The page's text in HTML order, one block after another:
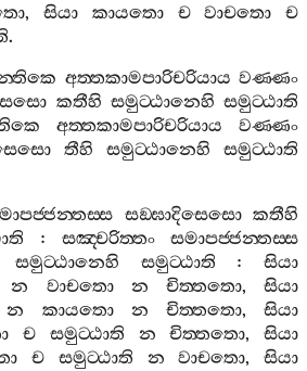
,සියා කායතො ච වාචතො
ච
.
අත‍්තකාමපාරිචරියාය වණ‍්ණං
කතීහි සමුට‍්ඨානෙහි සමුට‍්ඨාති
අත‍්තකාමපාරිචරියාය
වණ‍්ණං
තීහි සමුට‍්ඨානෙහි
සමුට‍්ඨාති
සඞ‍්ඝාදිසෙසො කතීහි
: සඤ‍්චරිත‍්තං
සමාපජ‍්ජන‍්තස‍්ස
සමුට‍්ඨානෙහි සමුට‍්ඨාති :සියා
න වාචතො න චිත‍්තතො,සියා
න කායතො න චිත‍්තතො,සියා
ච සමුට‍්ඨාති න චිත‍්තතො,සියා
ච සමුට‍්ඨාති න වාචතො,සියා